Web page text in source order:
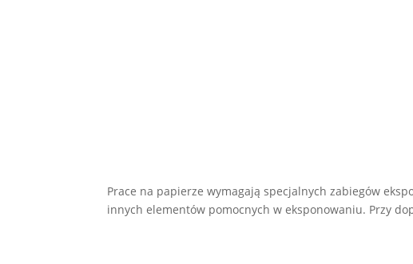
Prace na papierze wymagają specjalnych zabiegów
innych elementów pomocnych w eksponowaniu. Przy